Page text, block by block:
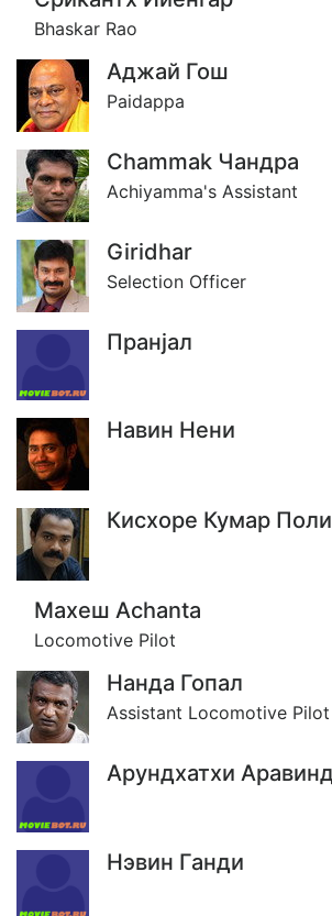
Bhaskar Rao
Аджай Гош
Paidappa
Chammak Чандра
Achiyamma's Assistant
Giridhar
Selection Officer
Пранjал
Навин Нени
Кисхоре Кумар
Махеш Achanta
Locomotive Pilot
Нанда Гопал
Assistant Locomotive Pilot
Арундхатхи
Нэвин Ганди